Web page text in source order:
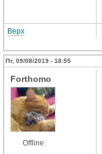
Верх
Пт, 09/08/2019 - 18:55
Forthomo
Offline